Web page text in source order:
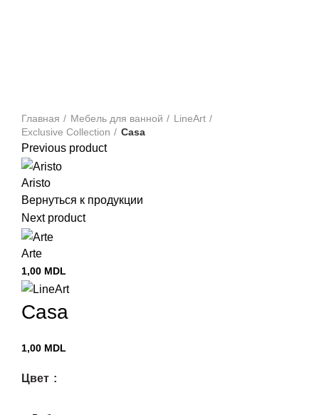
Главная Мебель для ванной
LineArt
Exclusive Collection
Casa
Previous product
Aristo
Вернуться к продукции
Next product
Arte
1,00 MDL
Casa
1,00 MDL
Цвет